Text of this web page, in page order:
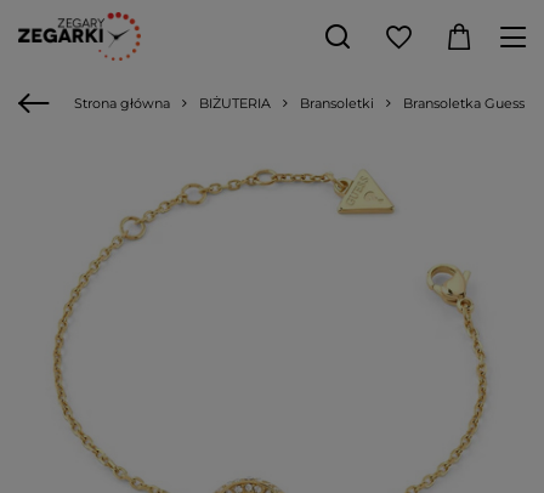
Strona główna BIŻUTERIA Bransoletki Bransoletka Guess